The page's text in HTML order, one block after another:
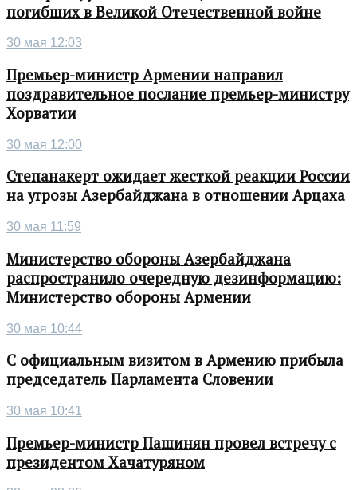
погибших в Великой Отечественной войне
30 мая 12:03
Премьер-министр Армении направил
поздравительное послание премьер-министру
Хорватии
30 мая 12:00
Степанакерт ожидает жесткой реакции России
на угрозы Азербайджана в отношении Арцаха
30 мая 11:59
Министерство обороны Азербайджана
распространило очередную дезинформацию:
Министерство обороны Армении
30 мая 10:44
С официальным визитом в Армению прибыла
председатель Парламента Словении
30 мая 10:41
Премьер-министр Пашинян провел встречу с
президентом Хачатуряном